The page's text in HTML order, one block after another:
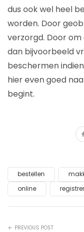
dus ook wel heel
worden. Door
verzorgd. Door
dan bijvoorbeeld
beschermen
hier even goed
begint.
bestellen
online
PREVIOUS POST